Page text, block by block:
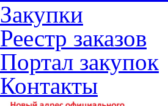
Закупки
Реестр заказов
Портал закупок
Контакты